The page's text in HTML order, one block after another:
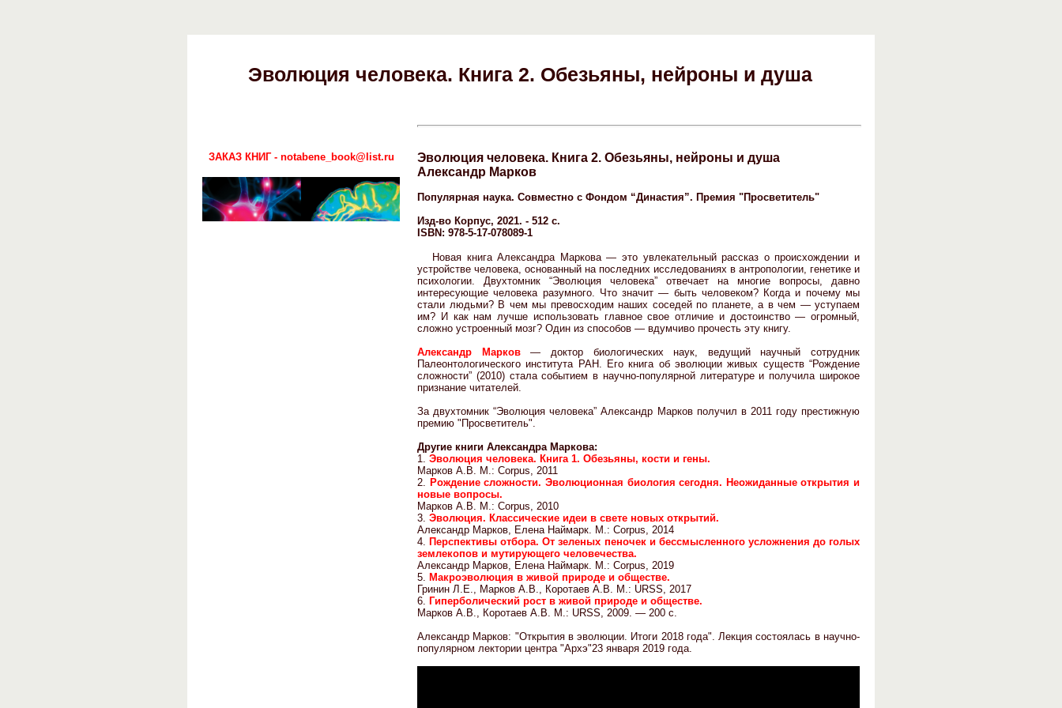
Эволюция человека. Книга 2. Обезьяны, нейроны и душа
ЗАКАЗ КНИГ - notabene_book@list.ru
Эволюция человека. Книга 2. Обезьяны, нейроны и душа
Александр Марков
Популярная наука. Совместно с Фондом “Династия”. Премия "Просветитель"
Изд-во Корпус, 2021. - 512 с.
ISBN: 978-5-17-078089-1
Новая книга Александра Маркова — это увлекательный рассказ о происхождении и
устройстве человека, основанный на последних исследованиях в антропологии, генетике и
психологии. Двухтомник “Эволюция человека” отвечает на многие вопросы, давно
интересующие человека разумного. Что значит — быть человеком? Когда и почему мы
стали людьми? В чем мы превосходим наших соседей по планете, а в чем — уступаем
им? И как нам лучше использовать главное свое отличие и достоинство — огромный,
сложно устроенный мозг? Один из способов — вдумчиво прочесть эту книгу.
Александр Марков— доктор биологических наук, ведущий научный сотрудник
Палеонтологического института РАН. Его книга об эволюции живых существ “Рождение
сложности” (2010) стала событием в научно-популярной литературе и получила широкое
признание читателей.
За двухтомник “Эволюция человека” Александр Марков получил в 2011 году престижную
премию "Просветитель".
Другие книги Александра Маркова:
1. Эволюция человека. Книга 1. Обезьяны, кости и гены.
Марков А.В. М.: Corpus, 2011
2. Рождение сложности. Эволюционная биология сегодня. Неожиданные открытия и
новые вопросы.
Марков А.В. М.: Corpus, 2010
3. Эволюция. Классические идеи в свете новых открытий.
Александр Марков, Елена Наймарк. М.: Corpus, 2014
4. Перспективы отбора. От зеленых пеночек и бессмысленного усложнения до голых
землекопов и мутирующего человечества.
Александр Марков, Елена Наймарк. М.: Corpus, 2019
5. Макроэволюция в живой природе и обществе.
Гринин Л.Е., Марков А.В., Коротаев А.В. М.: URSS, 2017
6. Гиперболический рост в живой природе и обществе.
Марков А.В., Коротаев А.В. М.: URSS, 2009. — 200 с.
Александр Марков: "Открытия в эволюции. Итоги 2018 года". Лекция состоялась в научно-
популярном лектории центра "Архэ"23 января 2019 года.